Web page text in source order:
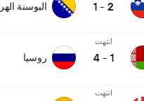
2
-
1 البوسنة
انتهت
1
-
4 روسيا
انتهت